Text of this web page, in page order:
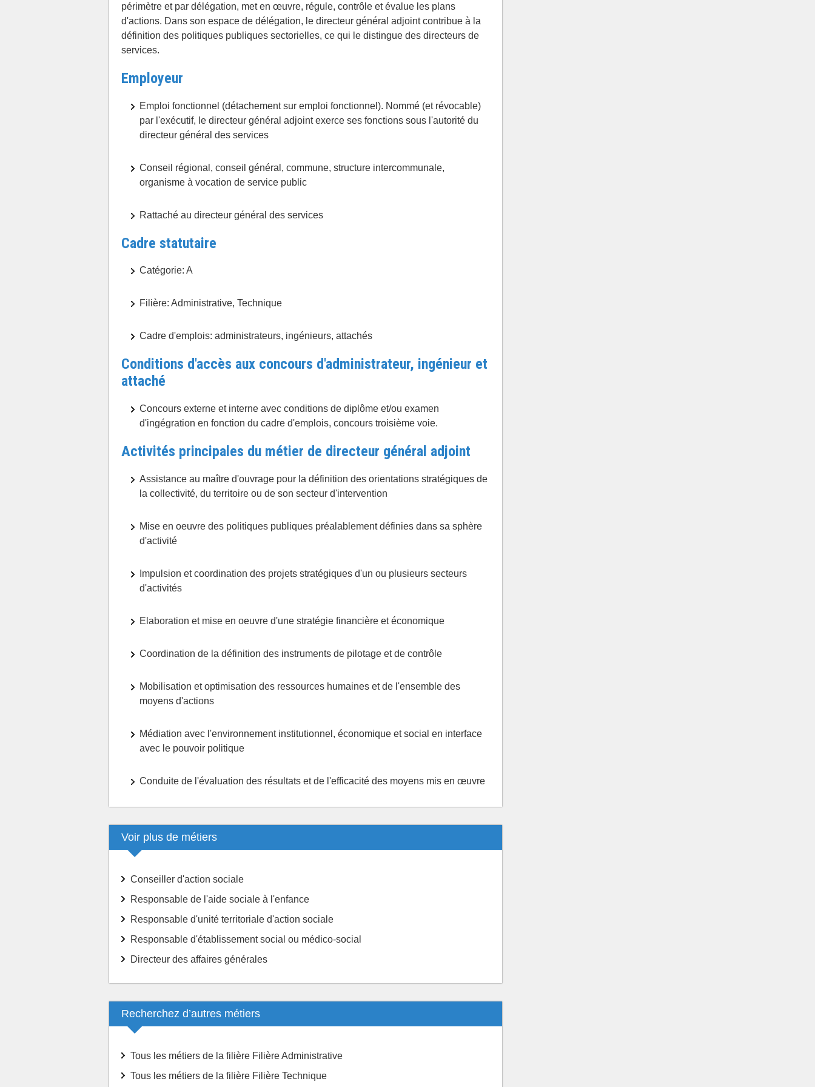
périmètre et par délégation, met en œuvre, régule, contrôle et évalue les plans
d'actions. Dans son espace de délégation, le directeur général adjoint contribue à la
définition des politiques publiques sectorielles, ce qui le distingue des directeurs de
services.
Employeur
Emploi fonctionnel (détachement sur emploi fonctionnel). Nommé (et révocable)
par l'exécutif, le directeur général adjoint exerce ses fonctions sous l'autorité du
directeur général des services
Conseil régional, conseil général, commune, structure intercommunale,
organisme à vocation de service public
Rattaché au directeur général des services
Cadre statutaire
Catégorie: A
Filière: Administrative, Technique
Cadre d'emplois: administrateurs, ingénieurs, attachés
Conditions d'accès aux concours d'administrateur, ingénieur et
attaché
Concours externe et interne avec conditions de diplôme et/ou examen
d'ingégration en fonction du cadre d'emplois, concours troisième voie.
Activités principales du métier de directeur général adjoint
Assistance au maître d'ouvrage pour la définition des orientations stratégiques de
la collectivité, du territoire ou de son secteur d'intervention
Mise en oeuvre des politiques publiques préalablement définies dans sa sphère
d'activité
Impulsion et coordination des projets stratégiques d'un ou plusieurs secteurs
d'activités
Elaboration et mise en oeuvre d'une stratégie financière et économique
Coordination de la définition des instruments de pilotage et de contrôle
Mobilisation et optimisation des ressources humaines et de l'ensemble des
moyens d'actions
Médiation avec l'environnement institutionnel, économique et social en interface
avec le pouvoir politique
Conduite de l'évaluation des résultats et de l'efficacité des moyens mis en œuvre
Voir plus de métiers
Conseiller d'action sociale
Responsable de l'aide sociale à l'enfance
Responsable d'unité territoriale d'action sociale
Responsable d'établissement social ou médico-social
Directeur des affaires générales
Recherchez d’autres métiers
Tous les métiers de la filière Filière Administrative
Tous les métiers de la filière Filière Technique